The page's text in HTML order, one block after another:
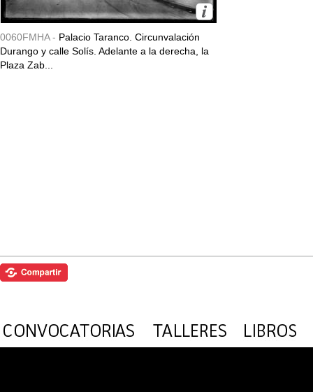
0060FMHA - Palacio Taranco. Circunvalación
Durango y calle Solís. Adelante a la derecha, la
Plaza Zab...